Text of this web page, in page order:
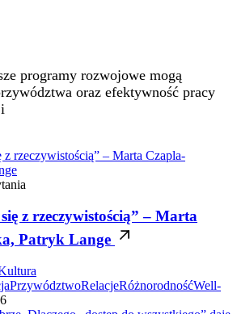
programy rozwojowe mogą
oraz efektywność pracy
z rzeczywistością” – Marta
Patryk Lange
PrzywództwoRelacjeRóżnorodnośćWell-